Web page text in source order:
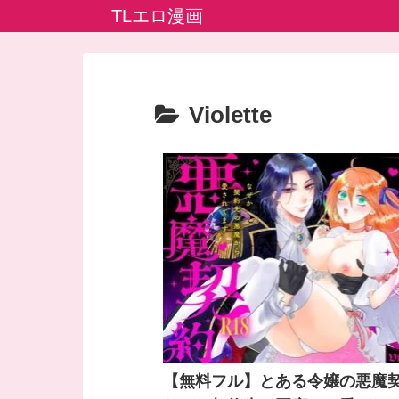
TLエロ漫画
Violette
【無料フル】とある令嬢の悪魔